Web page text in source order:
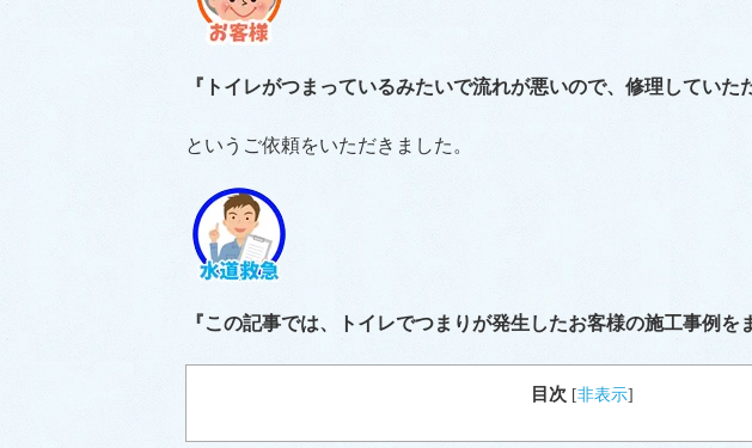
『トイレがつまっているみたいで流れが悪いので、修理していた
というご依頼をいただきました。
『この記事では、トイレでつまりが発生したお客様の施工事例を
目次 [非表示]